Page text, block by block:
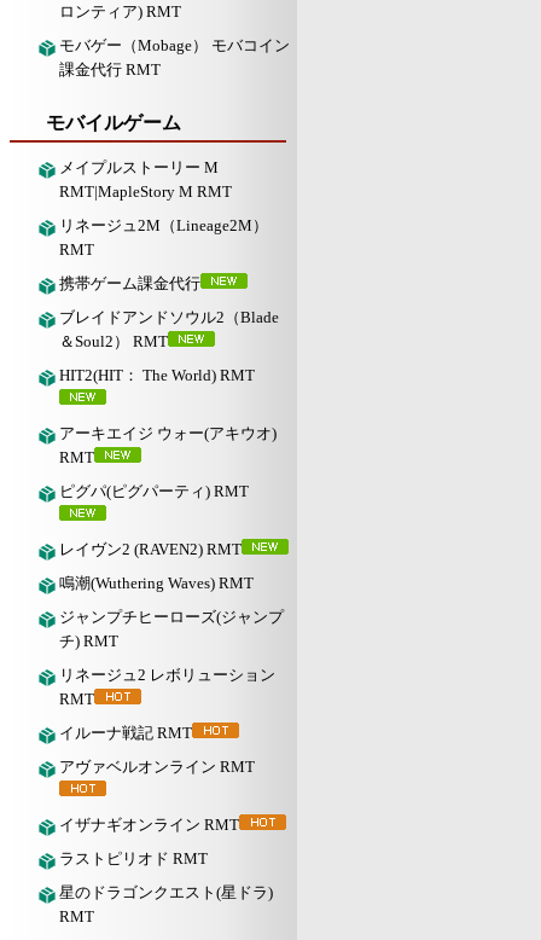
ロンティア) RMT
モバゲー（Mobage） モバコイン
課金代行 RMT
モバイルゲーム
メイプルストーリー M
RMT|MapleStory M RMT
リネージュ2M（Lineage2M）
RMT
携帯ゲーム課金代行
ブレイドアンドソウル2（Blade
＆Soul2） RMT
HIT2(HIT： The World) RMT
アーキエイジ ウォー(アキウオ)
RMT
ピグパ(ピグパーティ) RMT
レイヴン2 (RAVEN2) RMT
鳴潮(Wuthering Waves) RMT
ジャンプチヒーローズ(ジャンプ
チ) RMT
リネージュ2 レボリューション
RMT
イルーナ戦記 RMT
アヴァベルオンライン RMT
イザナギオンライン RMT
ラストピリオド RMT
星のドラゴンクエスト(星ドラ)
RMT